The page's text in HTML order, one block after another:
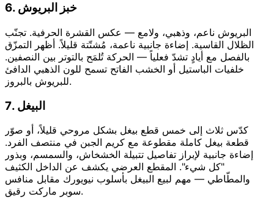
6. خبز البريوش
البريوش ناعم، وذهبي، ولامع — عكس القشرة الحرفية. تجنّب
الظلال القاسية. إضاءة جانبية ناعمة، مُشتّتة قليلاً. أظهر التمزّق
بالفصل مع أيادٍ تشدّ فعلياً — الحركة تُلمَح بالتوتر بين النصفين.
خلفيات الباستيل أو الخشب الفاتح تسمح للون الذهبي الدافئ
للبريوش بالبروز.
7. البيغل
كدّس ثلاث إلى خمس قطع بيغل بشكل مروحي قليلاً، أو صوّر
قطعة بيغل كاملة مقطوعة مع كريم الجبن في منتصف الفرد.
إضاءة جانبية لإبراز تفاصيل تتبيلة الخشخاش، والسمسم، وبذور
"كل شيء". المقطع العرضي يكشف عن الداخل الكثيف
والمطّاطي — مهم لبيع البيغل بأسلوب نيويورك مقابل منافس
سوبر ماركت رقيق.